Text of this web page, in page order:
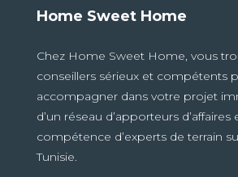
Home Sweet Home
Chez Home Sweet Home, vous
conseillers sérieux et compétents
accompagner dans votre projet
d’un réseau d’apporteurs d’affaires
compétence d’experts de terrain
Tunisie.